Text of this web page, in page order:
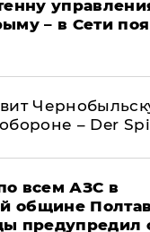
– в Сети
– Der
всем АЗС в
общине
предупредил